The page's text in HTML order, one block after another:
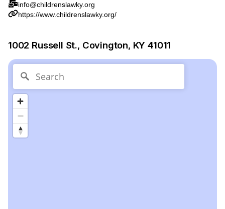
info@childrenslawky.org
https://www.childrenslawky.org/
1002 Russell St., Covington, KY 41011